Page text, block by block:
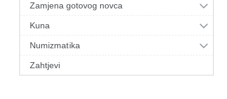
Zamjena gotovog novca
Kuna
Numizmatika
Zahtjevi